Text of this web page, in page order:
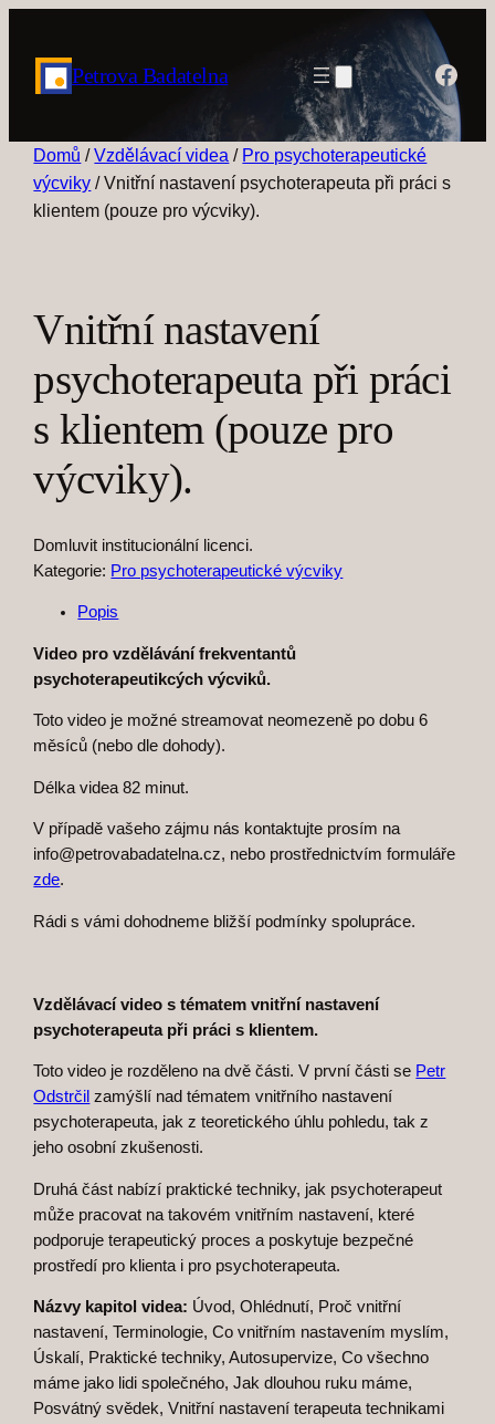
Petrova Badatelna
Domů /Vzdělávací videa / Pro psychoterapeutické
výcviky / Vnitřní nastavení psychoterapeuta při práci s
klientem (pouze pro výcviky).
Vnitřní nastavení
psychoterapeuta při práci
s klientem (pouze pro
výcviky).
Domluvit institucionální licenci.
Kategorie: Pro psychoterapeutické výcviky
Popis
Video pro vzdělávání frekventantů
psychoterapeutikcých výcviků.
Toto video je možné streamovat neomezeně po dobu 6
měsíců (nebo dle dohody).
Délka videa 82 minut.
V případě vašeho zájmu nás kontaktujte prosím na
info@petrovabadatelna.cz, nebo prostřednictvím formuláře
zde.
Rádi s vámi dohodneme bližší podmínky spolupráce.
Vzdělávací video s tématem vnitřní nastavení
psychoterapeuta při práci s klientem.
Toto video je rozděleno na dvě části. V první části se Petr
Odstrčil zamýšlí nad tématem vnitřního nastavení
psychoterapeuta, jak z teoretického úhlu pohledu, tak z
jeho osobní zkušenosti.
Druhá část nabízí praktické techniky, jak psychoterapeut
může pracovat na takovém vnitřním nastavení, které
podporuje terapeutický proces a poskytuje bezpečné
prostředí pro klienta i pro psychoterapeuta.
Názvy kapitol videa: Úvod, Ohlédnutí, Proč vnitřní
nastavení, Terminologie, Co vnitřním nastavením myslím,
Úskalí, Praktické techniky, Autosupervize, Co všechno
máme jako lidi společného, Jak dlouhou ruku máme,
Posvátný svědek, Vnitřní nastavení terapeuta technikami